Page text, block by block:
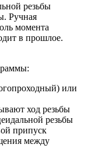
резьбы
Ручная
момента
в прошлое.
или
ход резьбы
резьбы
припуск
между